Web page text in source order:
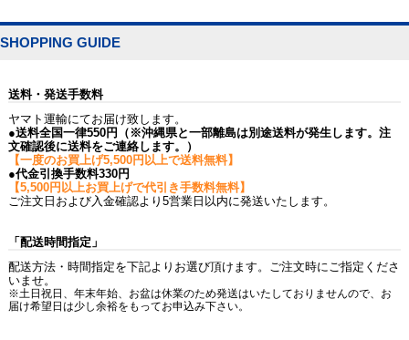
SHOPPING GUIDE
送料・発送手数料
ヤマト運輸にてお届け致します。
●送料全国一律550円（※沖縄県と一部離島は別途送料が発生します。注
文確認後に送料をご連絡します。）
【一度のお買上げ5,500円以上で送料無料】
●代金引換手数料330円
【5,500円以上お買上げで代引き手数料無料】
ご注文日および入金確認より5営業日以内に発送いたします。
「配送時間指定」
配送方法・時間指定を下記よりお選び頂けます。ご注文時にご指定くださ
いませ。
※土日祝日、年末年始、お盆は休業のため発送はいたしておりませんので、お
届け希望日は少し余裕をもってお申込み下さい。